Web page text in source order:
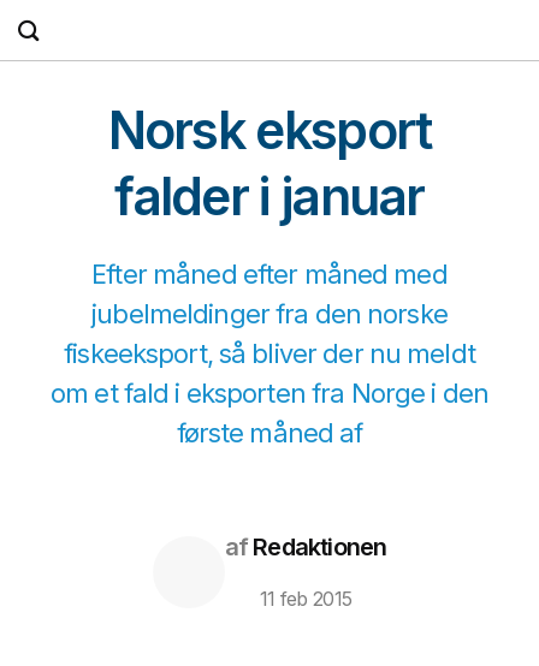
Fortsæt
Norsk eksport
falder i januar
Efter måned efter måned med
jubelmeldinger fra den norske
fiskeeksport, så bliver der nu meldt
om et fald i eksporten fra Norge i den
første måned af
afRedaktionen
11 feb 2015